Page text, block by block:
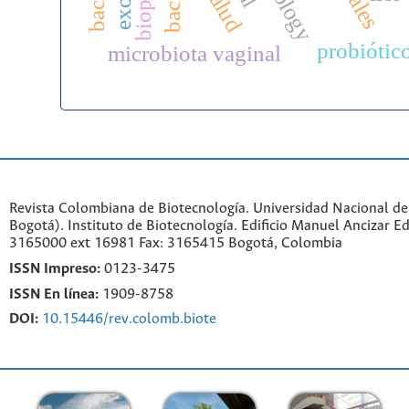
microbiota vaginal
Revista Colombiana de Biotecnología. Universidad Nacional
Bogotá). Instituto de Biotecnología. Edificio Manuel Ancizar
3165000 ext 16981 Fax: 3165415 Bogotá, Colombia
ISSN Impreso: 0123-3475
ISSN En línea: 1909-8758
DOI: 10.15446/rev.colomb.biote